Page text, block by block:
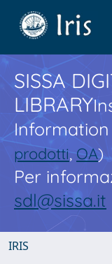
SISSA
LIBRARY
prodotti,OA)
Per
sdl@sissa.it
IRIS